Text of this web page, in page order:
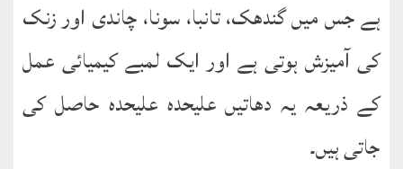
ہے جس میں گندھک، تانبا، سونا، چاندی اور زنک
کی آمیزش ہوتی ہے اور ایک لمبے کیمیائی عمل
کے ذریعہ یہ دھاتیں علیحدہ علیحدہ حاصل کی
جاتی ہیں۔